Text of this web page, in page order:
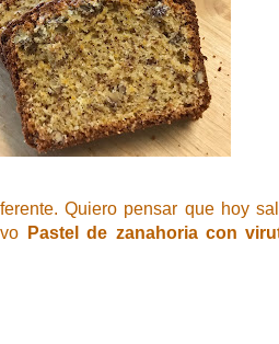
Quiero pensar que hoy
Pastel de zanahoria con